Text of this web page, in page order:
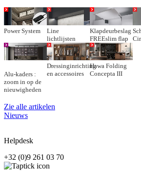
Power System
Line
lichtlijsten
Klapdeurbeslag
FREEslim flap
Alu-kaders :
zoom in op de
nieuwigheden
Dressinginrichting
en accessoires
Hawa Folding
Concepta III
Zie alle artikelen
Nieuws
Helpdesk
+32 (0)9 261 03 70